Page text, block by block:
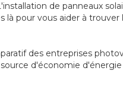
de panneaux
pour vous aider à trouver
des entreprises
d'économie